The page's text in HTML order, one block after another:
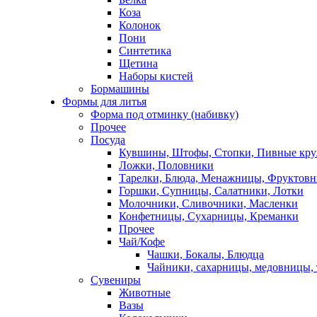
Коза
Колонок
Пони
Синтетика
Щетина
Наборы кистей
Бормашины
Формы для литья
Форма под отминку (набивку)
Прочее
Посуда
Кувшины, Штофы, Стопки, Пивные
Ложки, Половники
Тарелки, Блюда, Менажницы,
Горшки, Супницы, Салатники, Лотки
Молочники, Сливочники, Масленки
Конфетницы, Сухарницы, Креманки
Прочее
Чай/Кофе
Чашки, Бокалы, Блюдца
Чайники, сахарницы, медовницы,
Сувениры
Животные
Вазы